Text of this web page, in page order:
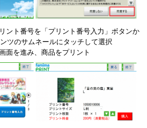
ント番号を「プリント番号入力」ボタンか
ツのサムネールにタッチして選択
面を進み、商品をプリント